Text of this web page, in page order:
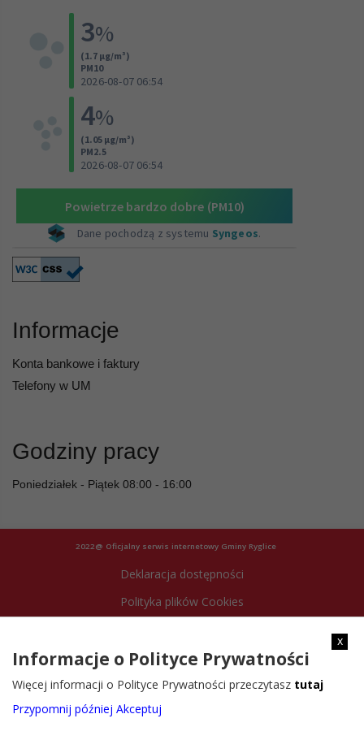
Informacje
Konta bankowe i faktury
Telefony w UM
Godziny pracy
Poniedziałek - Piątek 08:00 - 16:00
2022@ Oficjalny serwis internetowy Gminy Ryglice
Deklaracja dostępności
Polityka plików Cookies
x
Informacje o Polityce Prywatności
Więcej informacji o Polityce Prywatności przeczytasz tutaj
Przypomnij później Akceptuj